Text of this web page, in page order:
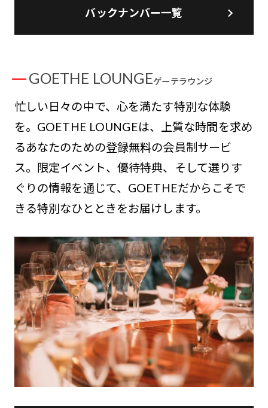
バックナンバー一覧
GOETHE LOUNGEゲーテラウンジ
忙しい日々の中で、心を満たす特別な体験
を。GOETHE LOUNGEは、上質な時間を求め
るあなたのための登録無料の会員制サービ
ス。限定イベント、優待特典、そして選りす
ぐりの情報を通じて、GOETHEだからこそで
きる特別なひとときをお届けします。